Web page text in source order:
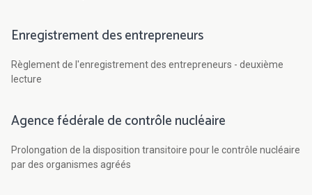
Enregistrement des entrepreneurs
Règlement de l'enregistrement des entrepreneurs - deuxième
lecture
Agence fédérale de contrôle nucléaire
Prolongation de la disposition transitoire pour le contrôle nucléaire
par des organismes agréés